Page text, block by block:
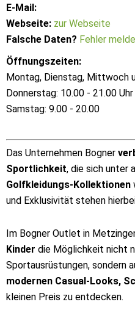
E-Mail:
Webseite: zur Webseite
Falsche Daten? Fehler
Öffnungszeiten:
Montag, Dienstag, Mittwoch
Donnerstag: 10.00 - 21.00 Uhr
Samstag: 9.00 - 20.00
Das Unternehmen Bogner
Sportlichkeit, die sich unter
Golfkleidungs-Kollektionen
und Exklusivität stehen
Im Bogner Outlet in
Kinder die Möglichkeit nicht
Sportausrüstungen, sondern
modernen Casual-Looks,
kleinen Preis zu entdecken.